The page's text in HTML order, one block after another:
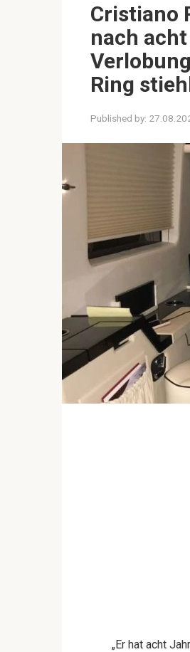
Cristiano
nach
Ring
Published by:
„Er hat acht